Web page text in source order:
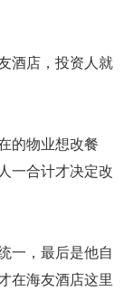
酒店，投资人就
的物业想改餐
一合计才决定改
一，最后是他自
在海友酒店这里